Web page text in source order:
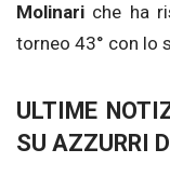
Molinari che ha
torneo 43° con lo
ULTIME
SU AZZURRI